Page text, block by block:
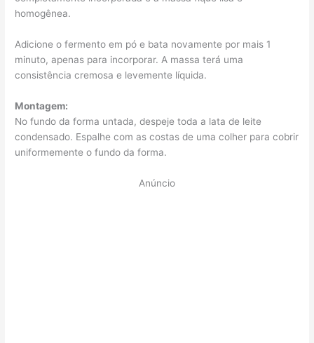
homogênea.
Adicione o fermento em pó e bata novamente por mais 1
minuto, apenas para incorporar. A massa terá uma
consistência cremosa e levemente líquida.
Montagem:
No fundo da forma untada, despeje toda a lata de leite
condensado. Espalhe com as costas de uma colher para cobrir
uniformemente o fundo da forma.
Anúncio